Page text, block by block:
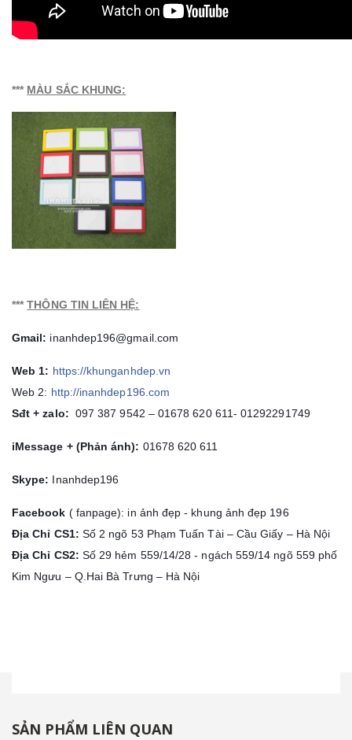
*** MÀU SẮC KHUNG:
*** THÔNG TIN LIÊN HỆ:
Gmail: inanhdep196@gmail.com
Web 1: https://khunganhdep.vn
Web 2: http://inanhdep196.com
Sđt + zalo: 097 387 9542 – 01678 620 611- 01292291749
iMessage + (Phản ánh): 01678 620 611
Skype: Inanhdep196
Facebook ( fanpage): in ảnh đẹp - khung ảnh đẹp 196
Địa Chỉ CS1: Số 2 ngõ 53 Phạm Tuấn Tài – Cầu Giấy – Hà Nội
Địa Chỉ CS2: Số 29 hẻm 559/14/28 - ngách 559/14 ngõ 559 phố
Kim Ngưu – Q.Hai Bà Trưng – Hà Nội
SẢN PHẨM LIÊN QUAN